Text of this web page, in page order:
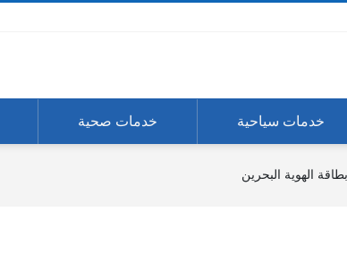
خدمات سياحية خدمات صحية
الهوية البحرين